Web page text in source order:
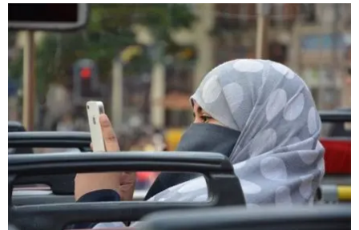
В МИРЕ
ОБЩЕСТВО
КУЛЬТУРА
НАУКА
СПОРТ
ШОУ-БИЗНЕС